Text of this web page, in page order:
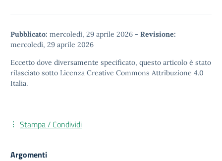
Pubblicato: mercoledì, 29 aprile 2026 - Revisione:
mercoledì, 29 aprile 2026
Eccetto dove diversamente specificato, questo articolo è stato
rilasciato sotto Licenza Creative Commons Attribuzione 4.0
Italia.
Stampa / Condividi
Argomenti